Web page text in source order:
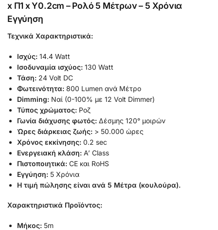
x Π1 x Υ0.2cm – Ρολό 5 Μέτρων – 5 Χρόνια
Εγγύηση
Τεχνικά Χαρακτηριστικά:
Ισχύς: 14.4 Watt
Ισοδυναμία ισχύος: 130 Watt
Τάση: 24 Volt DC
Φωτεινότητα: 800 Lumen ανά Μέτρο
Dimming: Ναί (0-100% με 12 Volt Dimmer)
Τύπος χρώματος: Ροζ
Γωνία διάχυσης φωτός: Δέσμης 120° μοιρών
Ώρες διάρκειας ζωής: > 50.000 ώρες
Χρόνος εκκίνησης: 0.2 sec
Ενεργειακή κλάση: A’ Class
Πιστοποιητικά: CE και RoHS
Εγγύηση: 5 Χρόνια
H τιμή πώλησης είναι ανά 5 Μέτρα (κουλούρα).
Χαρακτηριστικά Προϊόντος:
Μήκος: 5m